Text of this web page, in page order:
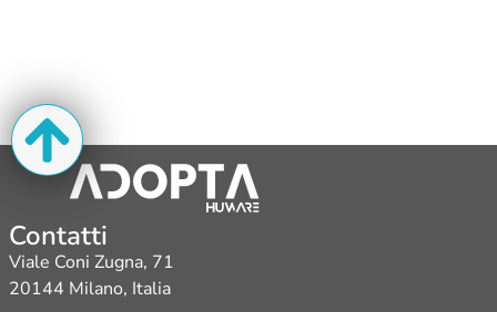
Contatti
Viale Coni Zugna, 71
20144 Milano, Italia